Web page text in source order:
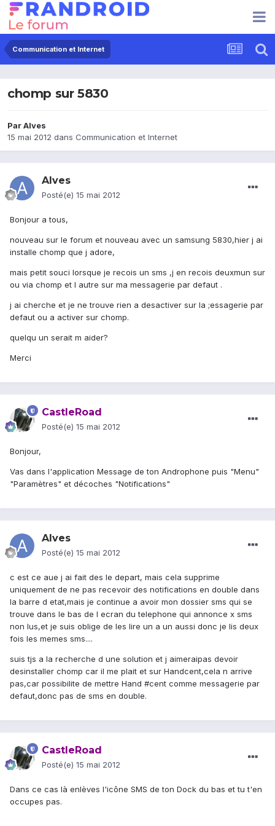
Communication et Internet
chomp sur 5830
ParAlves
15 mai 2012 dans Communication et Internet
Alves
Posté(e) 15 mai 2012
Bonjour a tous,
nouveau sur le forum et nouveau avec un samsung 5830,hier j ai
installe chomp que j adore,
mais petit souci lorsque je recois un sms ,j en recois deuxmun sur
ou via chomp et l autre sur ma messagerie par defaut .
j ai cherche et je ne trouve rien a desactiver sur la ;essagerie par
defaut ou a activer sur chomp.
quelqu un serait m aider?
Merci
CastleRoad
Posté(e) 15 mai 2012
Bonjour,
Vas dans l'application Message de ton Androphone puis "Menu"
"Paramètres" et décoches "Notifications"
Alves
Posté(e) 15 mai 2012
c est ce aue j ai fait des le depart, mais cela supprime
uniquement de ne pas recevoir des notifications en double dans
la barre d etat,mais je continue a avoir mon dossier sms qui se
trouve dans le bas de l ecran du telephone qui annonce x sms
non lus,et je suis oblige de les lire un a un aussi donc je lis deux
fois les memes sms....
suis tjs a la recherche d une solution et j aimeraipas devoir
desinstaller chomp car il me plait et sur Handcent,cela n arrive
pas,car possibilite de mettre Hand #cent comme messagerie par
defaut,donc pas de sms en double.
CastleRoad
Posté(e) 15 mai 2012
Dans ce cas là enlèves l'icône SMS de ton Dock du bas et tu t'en
occupes pas.